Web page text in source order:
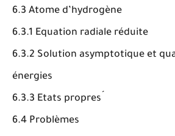
6.3 Atome d’hydrogène
6.3.1 Equation radiale réduite
6.3.2 Solution asymptotique et
énergies
6.3.3 Etats propres ́
6.4 Problèmes